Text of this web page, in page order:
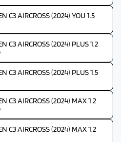
C3 AIRCROSS (2024) YOU 1.5
C3 AIRCROSS (2024) PLUS 1.2
C3 AIRCROSS (2024) PLUS 1.5
C3 AIRCROSS (2024) MAX 1.2
C3 AIRCROSS (2024) MAX 1.2